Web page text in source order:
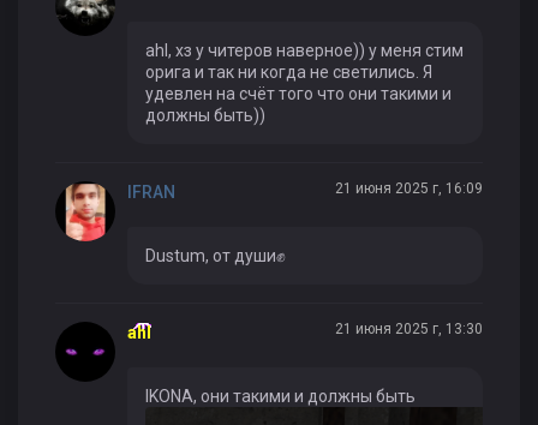
ahl, хз у читеров наверное)) у меня стим
орига и так ни когда не светились. Я
удевлен на счёт того что они такими и
должны быть))
IFRAN 21 июня 2025 г, 16:09
Dustum, от души✊
ahl 21 июня 2025 г, 13:30
IKONA, они такими и должны быть